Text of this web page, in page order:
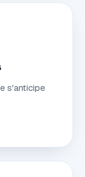
s'anticipe